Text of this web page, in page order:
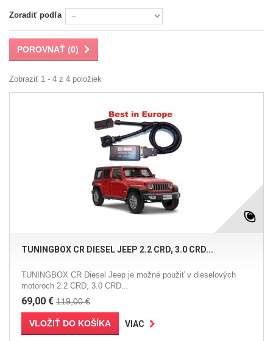
Zoradiť podľa
POROVNAŤ (0)
Zobraziť 1 - 4 z 4 položiek
TUNINGBOX CR DIESEL JEEP 2.2 CRD, 3.0 CRD...
TUNINGBOX CR Diesel Jeep je možné použiť v dieselových
motoroch 2.2 CRD, 3.0 CRD...
69,00 € 119,00 €
VLOŽIŤ DO KOŠÍKA VIAC